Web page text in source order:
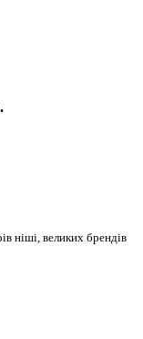
ніші, великих брендів